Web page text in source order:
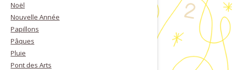
Noël
Nouvelle Année
Papillons
Pâques
Pluie
Pont des Arts